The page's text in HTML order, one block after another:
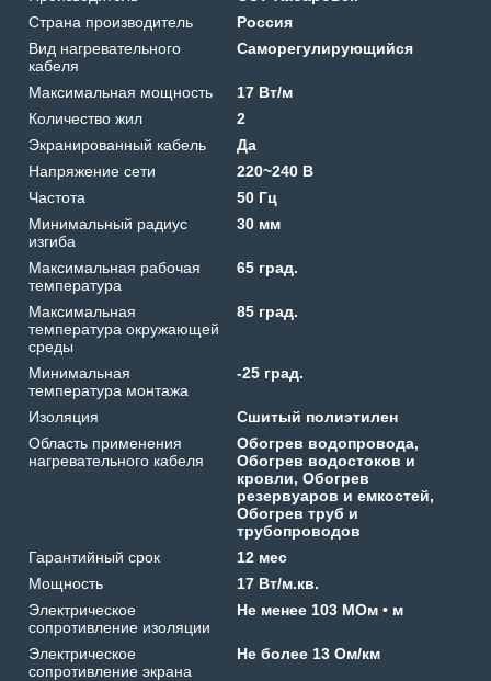
Страна производитель
Россия
Вид нагревательного
кабеля
Саморегулирующийся
Максимальная мощность
17 Вт/м
Количество жил
2
Экранированный кабель
Да
Напряжение сети
220~240 В
Частота
50 Гц
Минимальный радиус
изгиба
30 мм
Максимальная рабочая
температура
65 град.
Максимальная
температура окружающей
среды
85 град.
Минимальная
температура монтажа
-25 град.
Изоляция
Сшитый полиэтилен
Область применения
нагревательного кабеля
Обогрев водопровода,
Обогрев водостоков и
кровли, Обогрев
резервуаров и емкостей,
Обогрев труб и
трубопроводов
Гарантийный срок
12 мес
Мощность
17 Вт/м.кв.
Электрическое
сопротивление изоляции
Не менее 103 МОм • м
Электрическое
сопротивление экрана
Не более 13 Ом/км